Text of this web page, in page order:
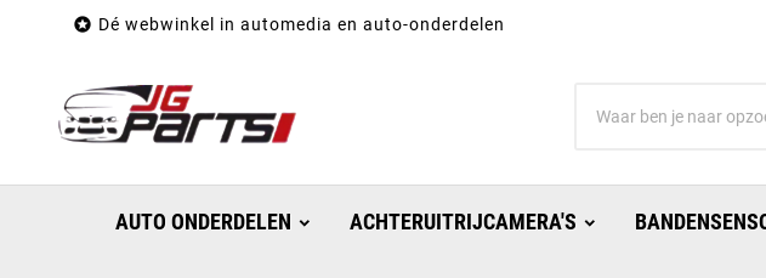
 Dé webwinkel in automedia en auto-onderdelen
AUTO ONDERDELEN ACHTERUITRIJCAMERA'S